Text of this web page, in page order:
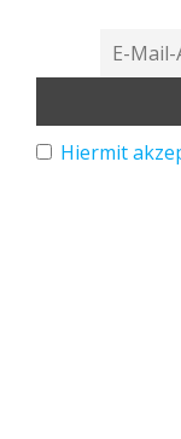
Hiermit